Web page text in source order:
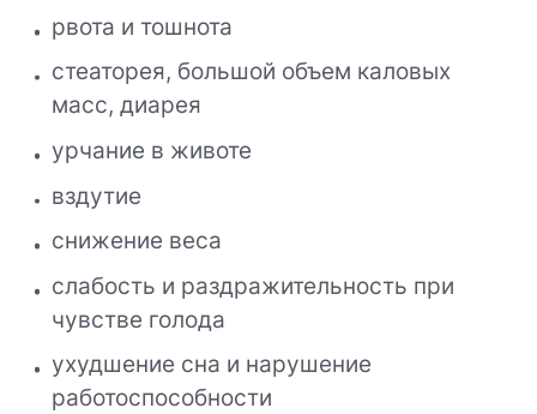
рвота и тошнота
стеаторея, большой объем каловых
масс, диарея
урчание в животе
вздутие
снижение веса
слабость и раздражительность при
чувстве голода
ухудшение сна и нарушение
работоспособности